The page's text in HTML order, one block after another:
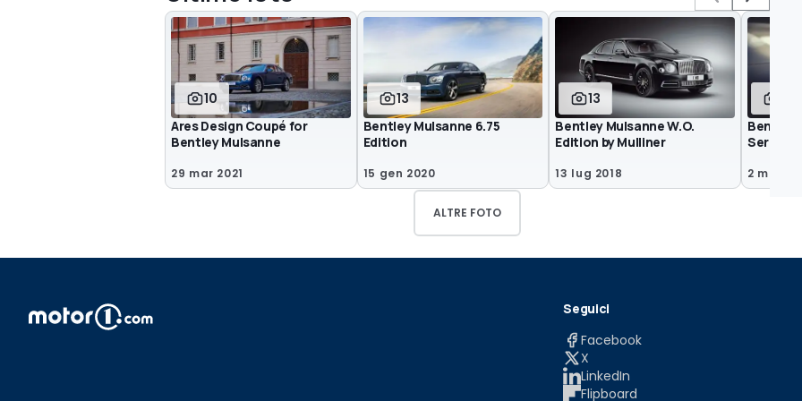
10
Ares Design Coupé for
Bentley Mulsanne
29 mar 2021
13
Bentley Mulsanne 6.75
Edition
15 gen 2020
13
Bentley Mulsanne W.O.
Edition by Mulliner
13 lug 2018
Bentley
Series
2 mag
ALTRE FOTO
Seguici
Facebook
X
LinkedIn
Flipboard